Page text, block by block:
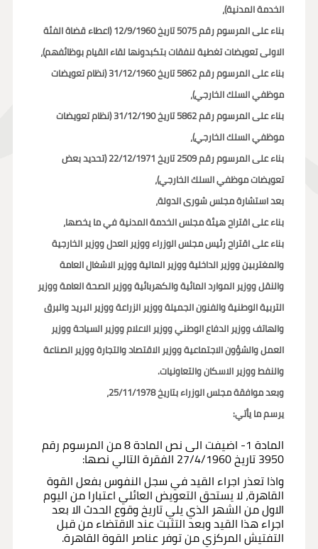
الخدمة المدنية)،
بناء على المرسوم رقم 5075 تاريخ 12/9/1960 (اعطاء قضاة الفئة
الاولى تعويضات تغطية لنفقات بتكبدونها لقاء القيام بوظائفهم)،
بناء على المرسوم رقم 5862 تاريخ 31/12/1960 (نظام تعويضات
موظفي السلك الخارجي)،
بناء على المرسوم رقم 5862 تاريخ 31/12/190 (نظام تعويضات
موظفي السلك الخارجي)،
بناء على المرسوم رقم 2509 تاريخ 22/12/1971 (تحديد بعض
تعويضات موظفي السلك الخارجي)،
بعد استشارة مجلس شورى الدولة،
بناء على اقتراح هيئة مجلس الخدمة المدنية في ما يخصها،
بناء على اقتراح رئيس مجلس الوزراء ووزير العدل ووزير الخارجية
والمغتربين ووزير الداخلية ووزير المالية ووزير الاشغال العامة
والنقل ووزير الموارد المائية والكهربائية ووزير الصحة العامة ووزير
التربية الوطنية والفنون الجميلة ووزير الزراعة ووزير البريد والبرق
والهاتف ووزير الدفاع الوطني ووزير الاعلام ووزير السياحة ووزير
العمل والشؤون الاجتماعية ووزير الاقتصاد والتجارة ووزير الصناعة
والنفط ووزير الاسكان والتعاونيات.
وبعد موافقة مجلس الوزراء بتاريخ 25/11/1978،
يرسم ما يأتي:
المادة 1- اضيفت الى نص المادة 8 من المرسوم رقم
3950 تاريخ 27/4/1960 الفقرة التالي نصها:
واذا تعذر اجراء القيد في سجل النفوس بفعل القوة
القاهرة، لا يستحق التعويض العائلي اعتبارا من اليوم
الاول من الشهر الذي يلي تاريخ وقوع الحدث الا بعد
اجراء هذا القيد وبعد التثبت عند الاقتضاء من قبل
التفتيش المركزي من توفر عناصر القوة القاهرة.